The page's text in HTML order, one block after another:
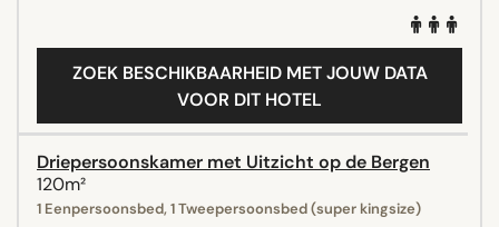
ZOEK BESCHIKBAARHEID MET JOUW DATA
VOOR DIT HOTEL
Driepersoonskamer met Uitzicht op de Bergen
120m²
1 Eenpersoonsbed, 1 Tweepersoonsbed (super kingsize)